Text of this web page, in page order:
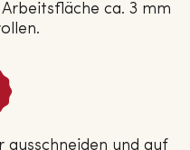
ca. 3 mm
ausschneiden und auf